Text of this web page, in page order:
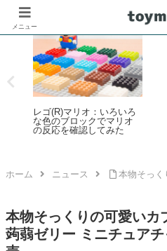
(R)マリオ：いろいろ
のブロックでマリオ
応を確認してみた
お子さま
ゴ(R)ブ
チェッ
子向け
ホーム ニュース 本物そっく
本物そっくりの可愛いカ
蒟蒻ゼリー ミニチュア
メニュー